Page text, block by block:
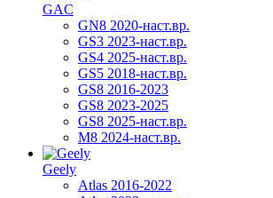
GAC
GN8 2020-наст.вр.
GS3 2023-наст.вр.
GS4 2025-наст.вр.
GS5 2018-наст.вр.
GS8 2016-2023
GS8 2023-2025
GS8 2025-наст.вр.
M8 2024-наст.вр.
Geely
Atlas 2016-2022